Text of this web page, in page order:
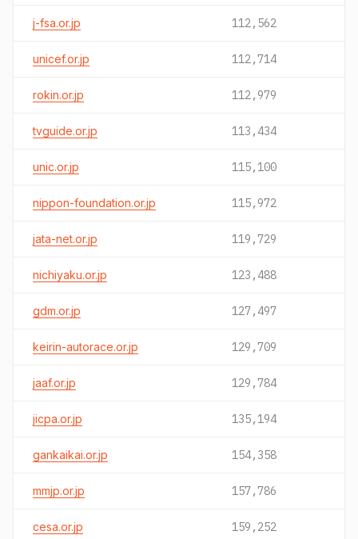
j-fsa.or.jp 112,562
unicef.or.jp 112,714
rokin.or.jp 112,979
tvguide.or.jp 113,434
unic.or.jp 115,100
nippon-foundation.or.jp 115,972
jata-net.or.jp 119,729
nichiyaku.or.jp 123,488
gdm.or.jp 127,497
keirin-autorace.or.jp 129,709
jaaf.or.jp 129,784
jicpa.or.jp 135,194
gankaikai.or.jp 154,358
mmjp.or.jp 157,786
cesa.or.jp 159,252